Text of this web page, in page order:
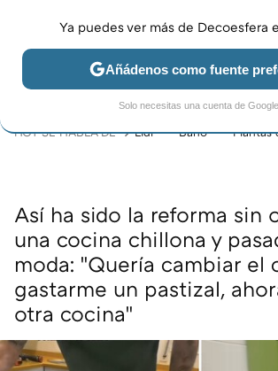
JARDÍN Y TERRAZA SALÓN
HOY SE HABLA DE Lidl Baño Plantas
Así ha sido la reforma sin
una cocina chillona y
moda: "Quería cambiar el
gastarme un pastizal,
otra cocina"
Ya puedes ver más de Decoesfera
Añádenos como fuente
Solo necesitas una cuenta de Google